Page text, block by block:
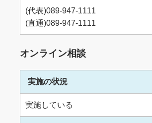
(代表)089-947-1111
(直通)089-947-1111
オンライン相談
実施の状況
実施している